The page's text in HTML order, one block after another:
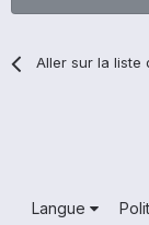
Aller sur la liste
Langue